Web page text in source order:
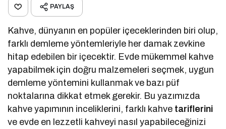
PAYLAŞ
Kahve, dünyanın en popüler içeceklerinden biri olup,
farklı demleme yöntemleriyle her damak zevkine
hitap edebilen bir içecektir. Evde mükemmel kahve
yapabilmek için doğru malzemeleri seçmek, uygun
demleme yöntemini kullanmak ve bazı püf
noktalarına dikkat etmek gerekir. Bu yazımızda
kahve yapımının inceliklerini, farklı kahve tariflerini
ve evde en lezzetli kahveyi nasıl yapabileceğinizi